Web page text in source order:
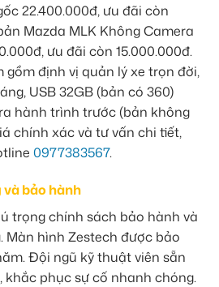
22.400.000đ, ưu đãi còn
Mazda MLK Không Camera
ưu đãi còn 15.000.000đ.
gồm định vị quản lý xe trọn đời,
USB 32GB (bản có 360)
hành trình trước (bản không
chính xác và tư vấn chi tiết,
0977383567.
và bảo hành
trọng chính sách bảo hành và
Màn hình Zestech được bảo
Đội ngũ kỹ thuật viên sẵn
khắc phục sự cố nhanh chóng.